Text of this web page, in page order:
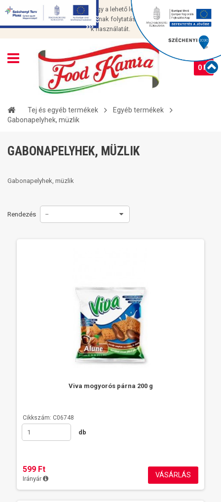
Cookie-kat használunk, hogy a lehető legjobb élményt nyújtsuk
oldalunkon. Az oldal használatának folytatásával Ön elfogadja a cookie-
k használatát.
0 Ft
Tej és egyéb termékek
Egyéb termékek
Gabonapelyhek, müzlik
GABONAPELYHEK, MÜZLIK
Gabonapelyhek, müzlik
Rendezés --
Viva mogyorós párna 200 g
Cikkszám: C06748
db
599 Ft
Irányár VÁSÁRLÁS